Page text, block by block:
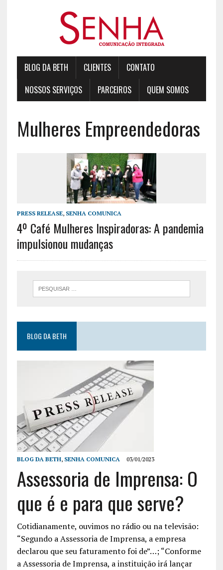
BLOG DA BETH CLIENTES
CONTATO
NOSSOS SERVIÇOS
PARCEIROS QUEM SOMOS
Mulheres Empreendedoras
PRESS RELEASE, SENHA COMUNICA
4º Café Mulheres Inspiradoras: A pandemia
impulsionou mudanças
BLOG DA BETH
BLOG DA BETH, SENHA COMUNICA 03/01/2023
Assessoria de Imprensa: O
que é e para que serve?
Cotidianamente, ouvimos no rádio ou na televisão:
“Segundo a Assessoria de Imprensa, a empresa
declarou que seu faturamento foi de”…; “Conforme
a Assessoria de Imprensa, a instituição irá lançar